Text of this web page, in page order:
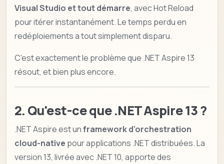
Visual Studio et tout démarre, avec Hot Reload
pour itérer instantanément. Le temps perdu en
redéploiements a tout simplement disparu.
C'est exactement le problème que .NET Aspire 13
résout, et bien plus encore.
2. Qu'est-ce que .NET Aspire 13 ?
.NET Aspire est unframework d'orchestration
cloud-native pour applications .NET distribuées. La
version 13, livrée avec .NET 10, apporte des